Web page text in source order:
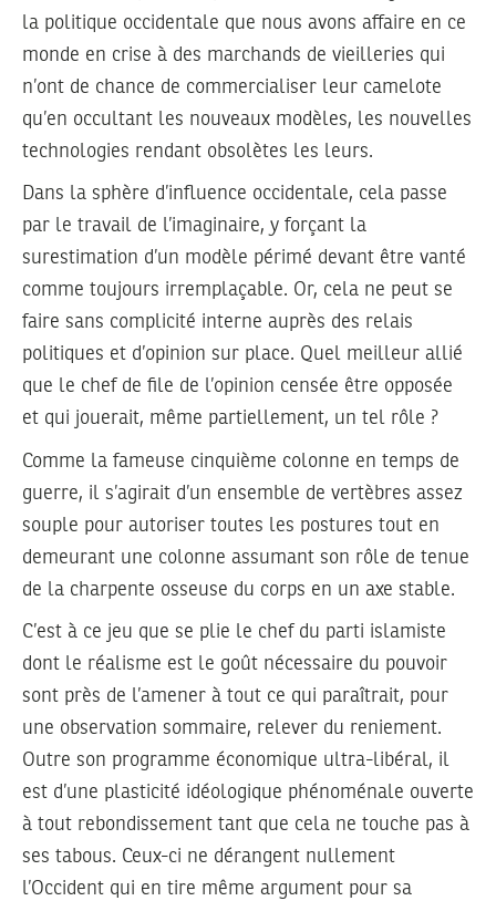
la politique occidentale que nous avons affaire en ce
monde en crise à des marchands de vieilleries qui
n’ont de chance de commercialiser leur camelote
qu’en occultant les nouveaux modèles, les nouvelles
technologies rendant obsolètes les leurs.
Dans la sphère d’influence occidentale, cela passe
par le travail de l’imaginaire, y forçant la
surestimation d’un modèle périmé devant être vanté
comme toujours irremplaçable. Or, cela ne peut se
faire sans complicité interne auprès des relais
politiques et d’opinion sur place. Quel meilleur allié
que le chef de file de l’opinion censée être opposée
et qui jouerait, même partiellement, un tel rôle ?
Comme la fameuse cinquième colonne en temps de
guerre, il s’agirait d’un ensemble de vertèbres assez
souple pour autoriser toutes les postures tout en
demeurant une colonne assumant son rôle de tenue
de la charpente osseuse du corps en un axe stable.
C’est à ce jeu que se plie le chef du parti islamiste
dont le réalisme est le goût nécessaire du pouvoir
sont près de l’amener à tout ce qui paraîtrait, pour
une observation sommaire, relever du reniement.
Outre son programme économique ultra-libéral, il
est d’une plasticité idéologique phénoménale ouverte
à tout rebondissement tant que cela ne touche pas à
ses tabous. Ceux-ci ne dérangent nullement
l’Occident qui en tire même argument pour sa